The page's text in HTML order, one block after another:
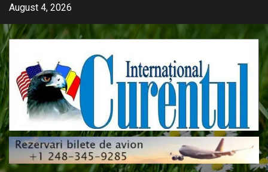
Skip
content
August 4, 2026